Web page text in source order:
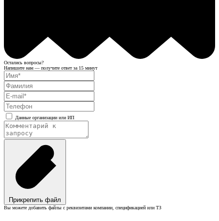
Остались вопросы?
Напишите нам — получите ответ за 15 минут
Данные организации или ИП
Прикрепить файл
Вы можете добавить файлы с реквизитами компании, спецификацией или ТЗ